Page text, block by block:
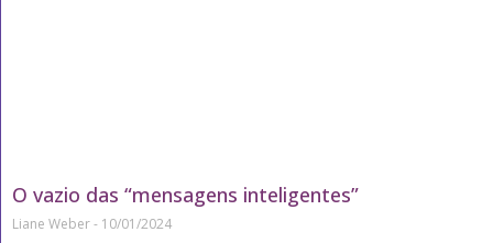
O vazio das “mensagens inteligentes”
Liane Weber 10/01/2024